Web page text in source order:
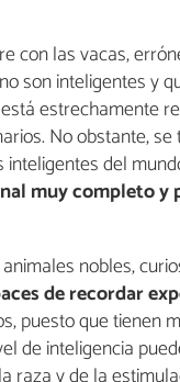
con las vacas,
son inteligentes y
estrechamente
No obstante,
del
muy completo y
nobles,
de recordar
puesto que tienen
de inteligencia